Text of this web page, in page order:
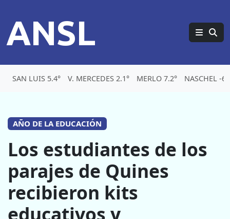
ANSL
SAN LUIS 5.4° V. MERCEDES 2.1° MERLO 7.2° NASCHEL -6°
AÑO DE LA EDUCACIÓN
Los estudiantes de los
parajes de Quines
recibieron kits
educativos y